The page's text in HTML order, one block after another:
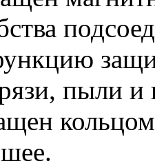
пыли и